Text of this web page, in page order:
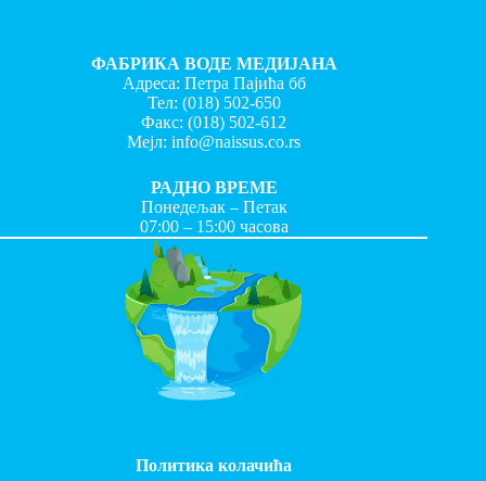
ФАБРИКА ВОДЕ МЕДИЈАНА
Адреса: Петра Пајића бб
Тел: (018) 502-650
Факс:(018) 502-612
Мејл:info@naissus.co.rs
РАДНО ВРЕМЕ
Понедељак – Петак
07:00 – 15:00 часова
Политика колачића